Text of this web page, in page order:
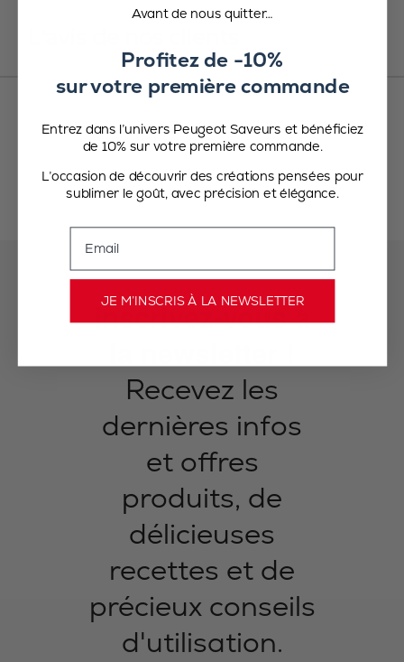
Inscrivez-vous à
Recevez les
dernières infos
et offres
produits, de
délicieuses
recettes et de
précieux conseils
d'utilisation.
Avant de nous quitter…
Profitez de -10%
sur votre première commande
Entrez dans l’univers Peugeot Saveurs et bénéficiez
de 10% sur votre première commande.
L’occasion de découvrir des créations pensées pour
sublimer le goût, avec précision et élégance.
JE M’INSCRIS À LA NEWSLETTER